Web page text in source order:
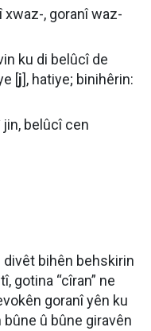
xwaz-, goranî waz-
ku di belûcî de
[j], hatiye; binihêrin:
belûcî cen
divêt bihên behskirin
gotina “cîran” ne
goranî yên ku
û bûne giravên